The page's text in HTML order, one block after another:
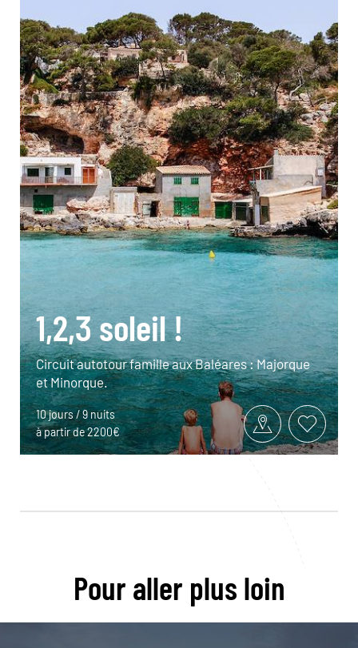
1,2,3 soleil !
Circuit autotour famille aux Baléares : Majorque
et Minorque.
10 jours / 9 nuits
à partir de 2200€
Pour aller plus loin